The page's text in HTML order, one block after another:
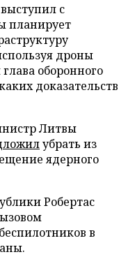
с
планирует
дроны
оборонного
доказательств
Литвы
убрать из
ядерного
Робертас
в